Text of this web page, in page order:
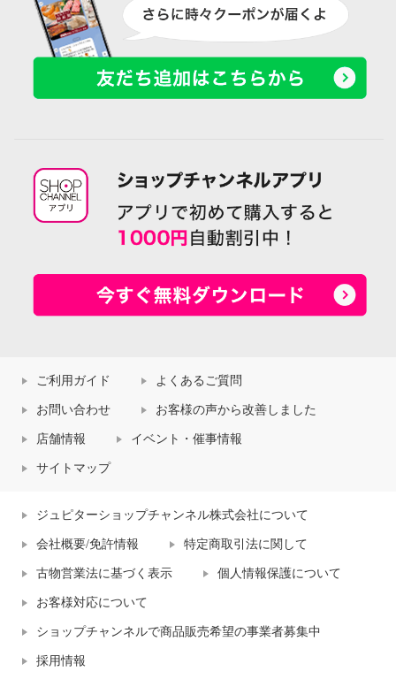
ご利用ガイド よくあるご質問
お問い合わせ お客様の声から改善しました
店舗情報 イベント・催事情報
サイトマップ
ジュピターショップチャンネル株式会社について
会社概要/免許情報 特定商取引法に関して
古物営業法に基づく表示 個人情報保護について
お客様対応について
ショップチャンネルで商品販売希望の事業者募集中
採用情報